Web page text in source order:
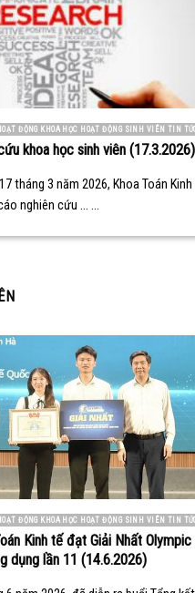
ĐỘNG KHOA HỌC HOẠT ĐỘNG SINH VIÊN TIN
khoa học sinh viên (17.3.2026)
tháng 3 năm 2026, Khoa Toán
nghiên cứu ... ...
ĐỘNG KHOA HỌC HOẠT ĐỘNG SINH VIÊN TIN
Kinh tế đạt Giải Nhất Olympic
dụng lần 11 (14.6.2026)